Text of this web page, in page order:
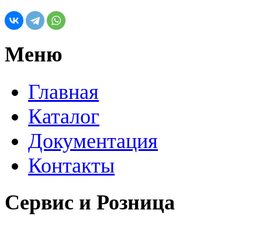
Меню
Главная
Каталог
Документация
Контакты
Сервис и Розница